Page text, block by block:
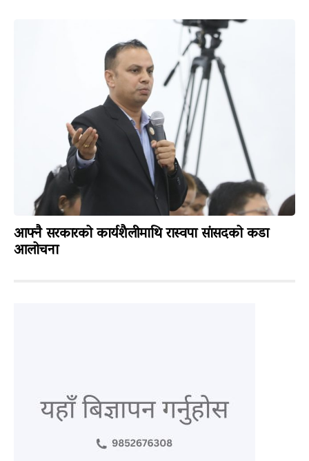
आफ्नै सरकारको कार्यशैलीमाथि रास्वपा सांसदको कडा
आलोचना